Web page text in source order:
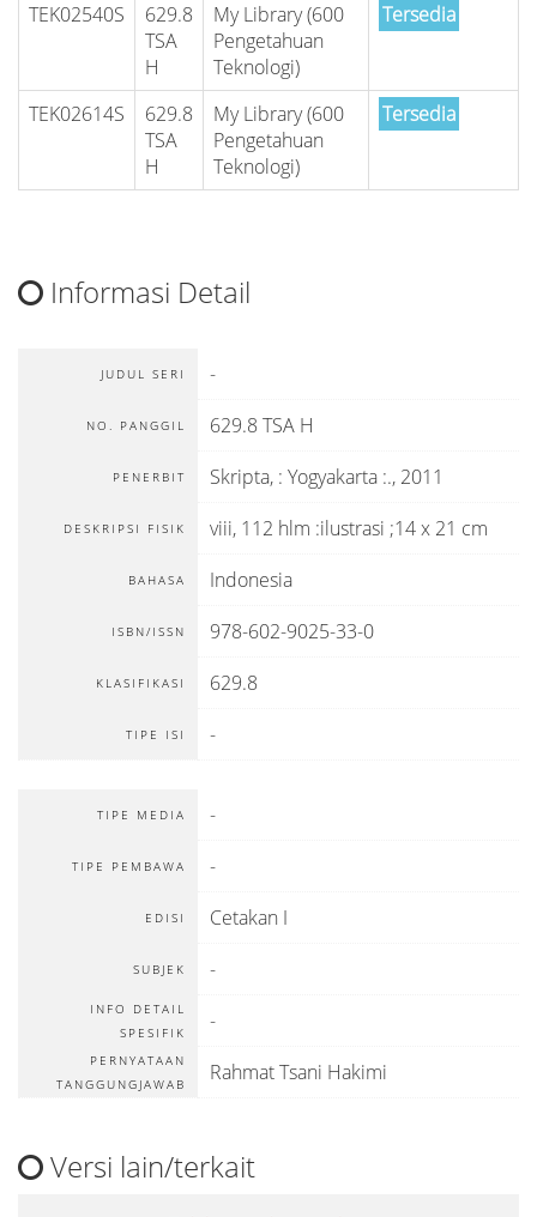
TEK02540S
629.8
TSA
H
My Library (600
Pengetahuan
Teknologi)
Tersedia
TEK02614S
629.8
TSA
H
My Library (600
Pengetahuan
Teknologi)
Tersedia
Informasi Detail
JUDUL SERI -
NO. PANGGIL 629.8 TSA H
PENERBIT Skripta, : Yogyakarta :., 2011
DESKRIPSI FISIK viii, 112 hlm :ilustrasi ;14 x 21 cm
BAHASA Indonesia
ISBN/ISSN 978-602-9025-33-0
KLASIFIKASI 629.8
TIPE ISI -
TIPE MEDIA -
TIPE PEMBAWA -
EDISI Cetakan I
SUBJEK -
INFO DETAIL
SPESIFIK
-
PERNYATAAN
TANGGUNGJAWAB
Rahmat Tsani Hakimi
Versi lain/terkait